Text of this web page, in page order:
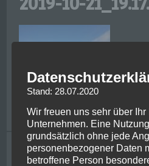
Tagging
Stand: 28.07.2020
Wir freuen uns sehr über
Unternehmen. Eine
grundsätzlich ohne jede
personenbezogener Daten
betroffene Person